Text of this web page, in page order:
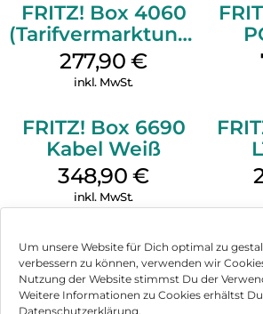
Um unsere Website für Dich optimal zu
verbessern zu können, verwenden wir
Nutzung der Website stimmst Du der
Weitere Informationen zu Cookies erhältst
Datenschutzerklärung.
FRITZ! Box 4060
(Tarifvermarktung)
Weiß
277,90€
inkl. MwSt.
FRITZ! Box 6690
Kabel Weiß
348,90€
inkl. MwSt.
Impressum